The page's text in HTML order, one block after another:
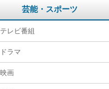
芸能・スポーツ
テレビ番組
ドラマ
映画